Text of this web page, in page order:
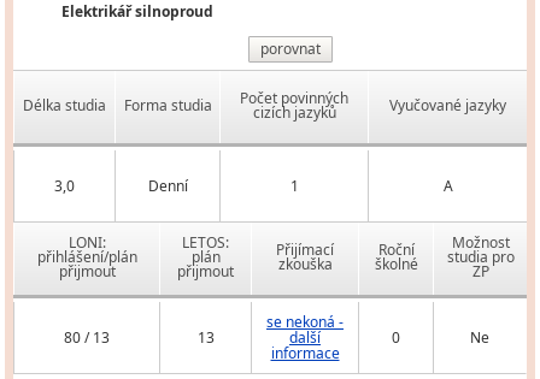
Elektrikář silnoproud
porovnat
Délka studia Forma studia Počet povinných
cizích jazyků Vyučované jazyky
3,0 Denní 1 A
LONI:
přihlášení/plán
přijmout
LETOS:
plán
přijmout
Přijímací
zkouška
Roční
školné
Možnost
studia pro
ZP
80 / 13 13
se nekoná -
další
informace
0 Ne